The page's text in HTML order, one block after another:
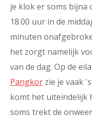
je klok er soms bijna
18.00 uur in de
minuten
het zorgt namelijk
van de dag. Op de
Pangkor zie je vaak
komt het uiteindelijk
soms trekt de